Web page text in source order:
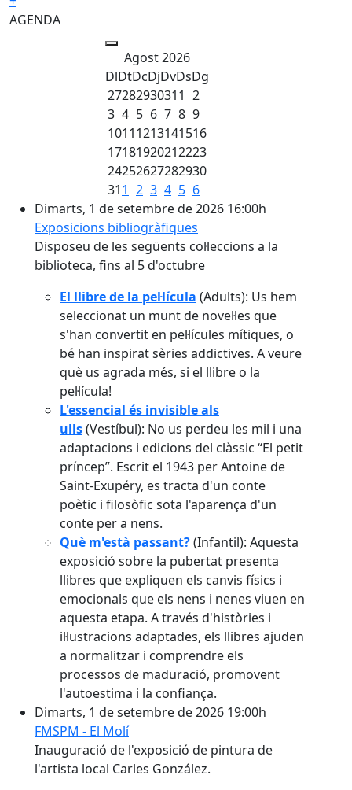
AGENDA
Agost 2026
DlDtDcDjDvDsDg
27282930311 2
3 4 5 6 7 8 9
10111213141516
17181920212223
24252627282930
311 2 3 4 5 6
Dimarts, 1 de setembre de 2026 16:00h
Exposicions bibliogràfiques
Disposeu de les següents col·leccions a la
biblioteca, fins al 5 d'octubre
El llibre de la pel·lícula (Adults): Us hem
seleccionat un munt de novel·les que
s'han convertit en pel·lícules mítiques, o
bé han inspirat sèries addictives. A veure
què us agrada més, si el llibre o la
pel·lícula!
L'essencial és invisible als
ulls(Vestíbul): No us perdeu les mil i una
adaptacions i edicions del clàssic “El petit
príncep”. Escrit el 1943 per Antoine de
Saint-Exupéry, es tracta d'un conte
poètic i filosòfic sota l'aparença d'un
conte per a nens.
Què m'està passant?(Infantil): Aquesta
exposició sobre la pubertat presenta
llibres que expliquen els canvis físics i
emocionals que els nens i nenes viuen en
aquesta etapa. A través d'històries i
il·lustracions adaptades, els llibres ajuden
a normalitzar i comprendre els
processos de maduració, promovent
l'autoestima i la confiança.
Dimarts, 1 de setembre de 2026 19:00h
FMSPM - El Molí
Inauguració de l'exposició de pintura de
l'artista local Carles González.